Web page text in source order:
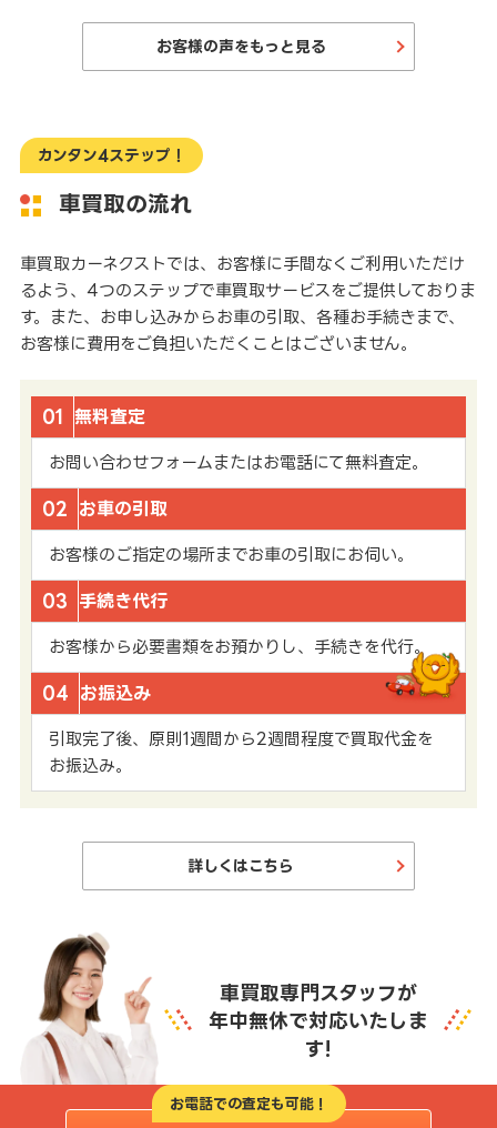
お客様の声をもっと見る
カンタン4ステップ！
車買取の流れ
車買取カーネクストでは、お客様に手間なくご利用いただけ
るよう、4つのステップで車買取サービスをご提供しておりま
す。また、お申し込みからお車の引取、各種お手続きまで、
お客様に費用をご負担いただくことはございません。
01 無料査定
お問い合わせフォームまたはお電話にて無料査定。
02 お車の引取
お客様のご指定の場所までお車の引取にお伺い。
03 手続き代行
お客様から必要書類をお預かりし、手続きを代行。
04 お振込み
引取完了後、原則1週間から2週間程度で買取代金を
お振込み。
詳しくはこちら
車買取専門スタッフが
年中無休で対応いたしま
す!
お電話での査定も可能！